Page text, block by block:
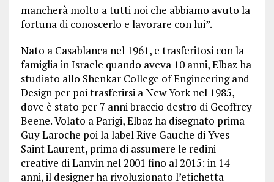
mancherà molto a tutti noi che abbiamo avuto la
fortuna di conoscerlo e lavorare con lui”.
Nato a Casablanca nel 1961, e trasferitosi con la
famiglia in Israele quando aveva 10 anni, Elbaz ha
studiato allo Shenkar College of Engineering and
Design per poi trasferirsi a New York nel 1985,
dove è stato per 7 anni braccio destro di Geoffrey
Beene. Volato a Parigi, Elbaz ha disegnato prima
Guy Laroche poi la label Rive Gauche di Yves
Saint Laurent, prima di assumere le redini
creative di Lanvin nel 2001 fino al 2015: in 14
anni, il designer ha rivoluzionato l’etichetta